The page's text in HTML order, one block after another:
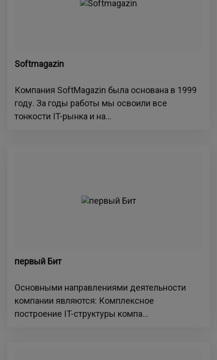
Softmagazin
Компания SoftMagazin была основана в 1999
году. За годы работы мы освоили все
тонкости IT-рынка и на...
первый Бит
Основными направлениями деятельности
компании являются: Комплексное
построение IT-структуры компа...